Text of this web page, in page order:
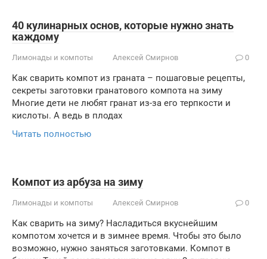
40 кулинарных основ, которые нужно знать
каждому
Лимонады и компоты Алексей Смирнов 0
Как сварить компот из граната – пошаговые рецепты,
секреты заготовки гранатового компота на зиму
Многие дети не любят гранат из-за его терпкости и
кислоты. А ведь в плодах
Читать полностью
Компот из арбуза на зиму
Лимонады и компоты Алексей Смирнов 0
Как сварить на зиму? Насладиться вкуснейшим
компотом хочется и в зимнее время. Чтобы это было
возможно, нужно заняться заготовками. Компот в